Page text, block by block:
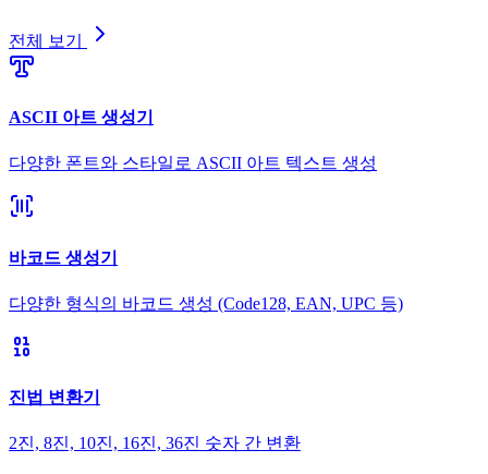
전체 보기
ASCII 아트 생성기
다양한 폰트와 스타일로 ASCII 아트 텍스트 생성
바코드 생성기
다양한 형식의 바코드 생성 (Code128, EAN, UPC 등)
진법 변환기
2진, 8진, 10진, 16진, 36진 숫자 간 변환